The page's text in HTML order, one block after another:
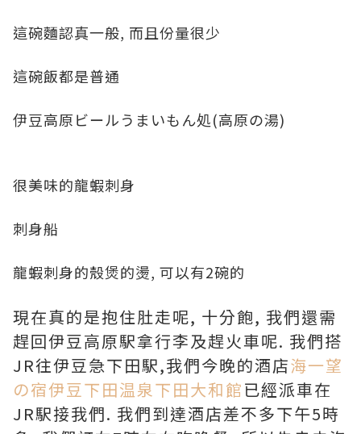
這碗麵認真一般, 而且份量很少
這碗飯都是普通
伊豆高原ビールうまいもん処(高原の湯)
很美味的龍蝦刺身
刺身船
龍蝦刺身的殼煲的燙, 可以有2碗的
現在真的是抱住肚走呢, 十分飽, 我們還需
趕回伊豆高原駅拿行李及趕火車呢. 我們搭
JR往伊豆急下田駅,我們今晚的酒店海一望
の宿伊豆下田温泉下田大和館已經派車在
JR駅接我們. 我們到達酒店差不多下午5時